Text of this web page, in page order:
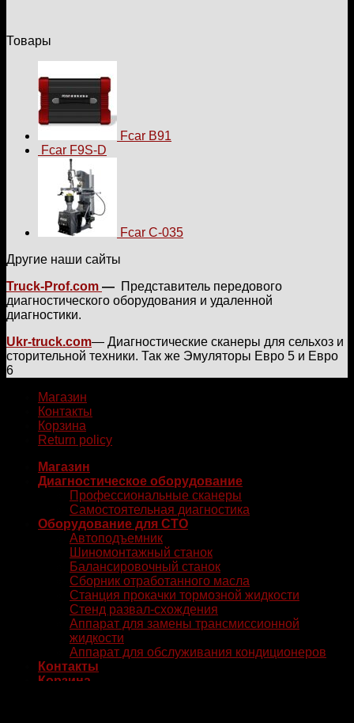
Товары
Fcar B91
Fcar F9S-D
Fcar C-035
Другие наши сайты
Truck-Prof.com — Представитель передового
диагностического оборудования и удаленной
диагностики.
Ukr-truck.com— Диагностические сканеры для сельхоз и
сторительной техники. Так же Эмуляторы Евро 5 и Евро
6
Магазин
Контакты
Корзина
Return policy
Магазин
Диагностическое оборудование
Профессиональные сканеры
Самостоятельная диагностика
Оборудование для СТО
Автоподъемник
Шиномонтажный станок
Балансировочный станок
Сборник отработанного масла
Станция прокачки тормозной жидкости
Стенд развал-схождения
Аппарат для замены трансмиссионной
жидкости
Аппарат для обслуживания кондиционеров
Контакты
Корзина